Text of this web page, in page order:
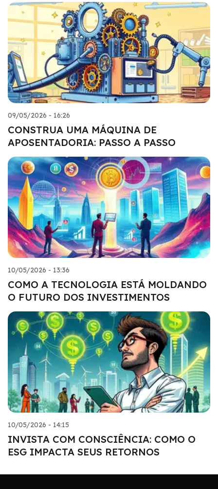
09/05/2026 - 16:26
CONSTRUA UMA MÁQUINA DE
APOSENTADORIA: PASSO A PASSO
10/05/2026 - 13:36
COMO A TECNOLOGIA ESTÁ MOLDANDO
O FUTURO DOS INVESTIMENTOS
10/05/2026 - 14:15
INVISTA COM CONSCIÊNCIA: COMO O
ESG IMPACTA SEUS RETORNOS